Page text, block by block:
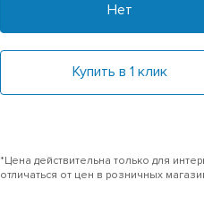
Нет
Купить в 1 клик
*Цена действительна только для
отличаться от цен в розничных